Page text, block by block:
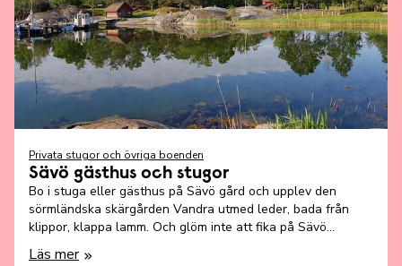
Privata stugor och övriga boenden
Sävö gästhus och stugor
Bo i stuga eller gästhus på Sävö gård och upplev den
sörmländska skärgården Vandra utmed leder, bada från
klippor, klappa lamm. Och glöm inte att fika på Sävö
gårdscafé!
Läs mer